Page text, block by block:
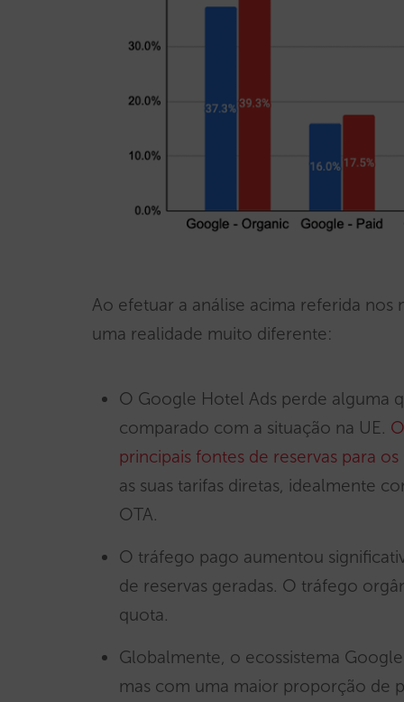
Ao efetuar a análise acima referida
uma realidade muito diferente:
O Google Hotel Ads perde alguma
comparado com a situação na UE.
principais fontes de reservas para os
as suas tarifas diretas, idealmente
OTA.
O tráfego pago aumentou
de reservas geradas. O tráfego
quota.
Globalmente, o ecossistema
mas com uma maior proporção de